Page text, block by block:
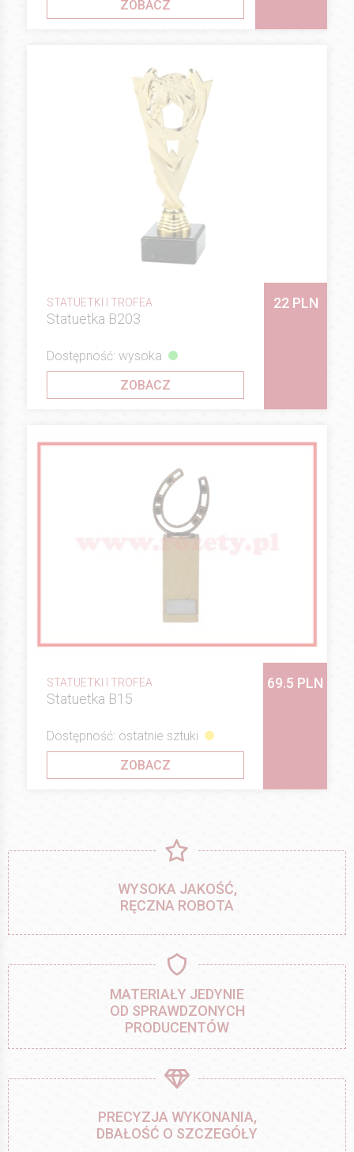
ZOBACZ
STATUETKI I TROFEA
Statuetka B203
22 PLN
Dostępność: wysoka
ZOBACZ
STATUETKI I TROFEA
Statuetka B15
69.5 PLN
Dostępność: ostatnie sztuki
ZOBACZ
WYSOKA JAKOŚĆ,
RĘCZNA ROBOTA
MATERIAŁY JEDYNIE
OD SPRAWDZONYCH
PRODUCENTÓW
PRECYZJA WYKONANIA,
DBAŁOŚĆ O SZCZEGÓŁY